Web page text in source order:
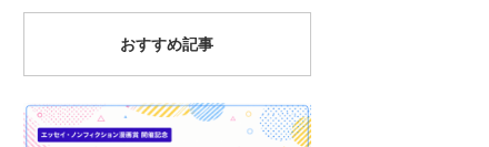
おすすめ記事